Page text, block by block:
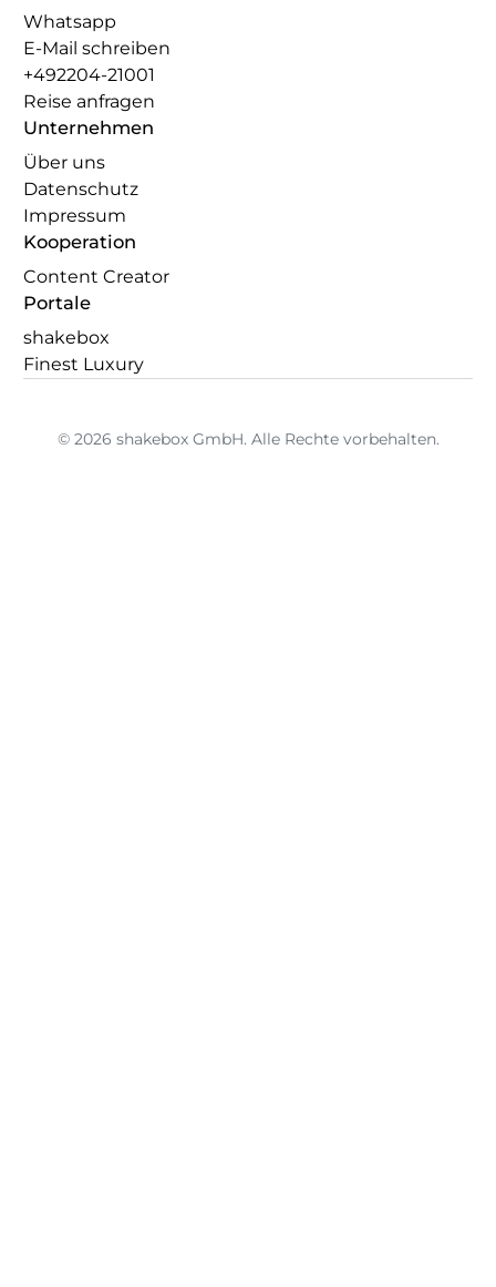
Whatsapp
E-Mail schreiben
+492204-21001
Reise anfragen
Unternehmen
Über uns
Datenschutz
Impressum
Kooperation
Content Creator
Portale
shakebox
Finest Luxury
© 2026 shakebox GmbH. Alle Rechte vorbehalten.